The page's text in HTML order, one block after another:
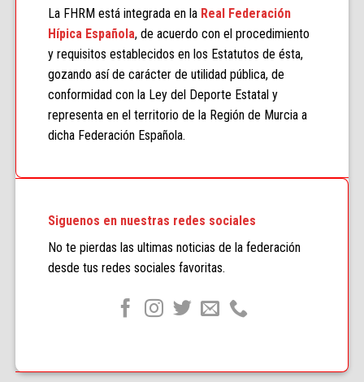
La FHRM está integrada en la Real Federación
Hípica Española, de acuerdo con el procedimiento
y requisitos establecidos en los Estatutos de ésta,
gozando así de carácter de utilidad pública, de
conformidad con la Ley del Deporte Estatal y
representa en el territorio de la Región de Murcia a
dicha Federación Española.
Siguenos en nuestras redes sociales
No te pierdas las ultimas noticias de la federación
desde tus redes sociales favoritas.